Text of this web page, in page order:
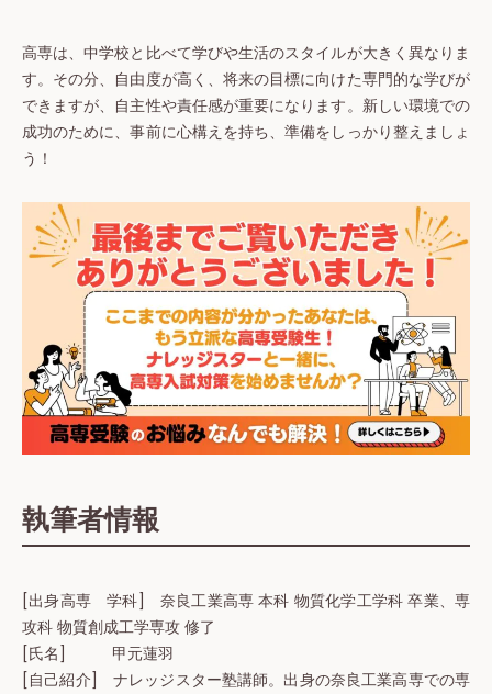
高専は、中学校と比べて学びや生活のスタイルが大きく異なりま
す。その分、自由度が高く、将来の目標に向けた専門的な学びが
できますが、自主性や責任感が重要になります。新しい環境での
成功のために、事前に心構えを持ち、準備をしっかり整えましょ
う！
執筆者情報
[出身高専 学科] 奈良工業高専 本科 物質化学工学科 卒業、専
攻科 物質創成工学専攻 修了
[氏名] 甲元蓮羽
[自己紹介] ナレッジスター塾講師。出身の奈良工業高専での専